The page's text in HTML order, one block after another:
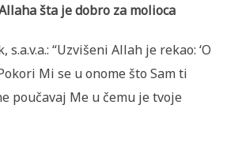
šta je dobro za molioca
s.a.v.a.: “Uzvišeni Allah je rekao: ‘O
Mi se u onome što Sam ti
poučavaj Me u čemu je tvoje